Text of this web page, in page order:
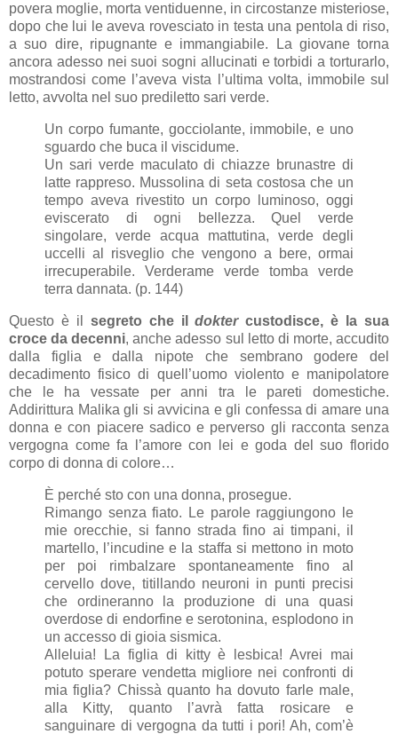
povera moglie, morta ventiduenne, in circostanze misteriose,
dopo che lui le aveva rovesciato in testa una pentola di riso,
a suo dire, ripugnante e immangiabile. La giovane torna
ancora adesso nei suoi sogni allucinati e torbidi a torturarlo,
mostrandosi come l’aveva vista l’ultima volta, immobile sul
letto, avvolta nel suo prediletto sari verde.
Un corpo fumante, gocciolante, immobile, e uno
sguardo che buca il viscidume.
Un sari verde maculato di chiazze brunastre di
latte rappreso. Mussolina di seta costosa che un
tempo aveva rivestito un corpo luminoso, oggi
eviscerato di ogni bellezza. Quel verde
singolare, verde acqua mattutina, verde degli
uccelli al risveglio che vengono a bere, ormai
irrecuperabile. Verderame verde tomba verde
terra dannata. (p. 144)
Questo è il segreto che ildoktercustodisce, è la sua
croce da decenni, anche adesso sul letto di morte, accudito
dalla figlia e dalla nipote che sembrano godere del
decadimento fisico di quell’uomo violento e manipolatore
che le ha vessate per anni tra le pareti domestiche.
Addirittura Malika gli si avvicina e gli confessa di amare una
donna e con piacere sadico e perverso gli racconta senza
vergogna come fa l’amore con lei e goda del suo florido
corpo di donna di colore…
È perché sto con una donna, prosegue.
Rimango senza fiato. Le parole raggiungono le
mie orecchie, si fanno strada fino ai timpani, il
martello, l’incudine e la staffa si mettono in moto
per poi rimbalzare spontaneamente fino al
cervello dove, titillando neuroni in punti precisi
che ordineranno la produzione di una quasi
overdose di endorfine e serotonina, esplodono in
un accesso di gioia sismica.
Alleluia! La figlia di kitty è lesbica! Avrei mai
potuto sperare vendetta migliore nei confronti di
mia figlia? Chissà quanto ha dovuto farle male,
alla Kitty, quanto l’avrà fatta rosicare e
sanguinare di vergogna da tutti i pori! Ah, com’è